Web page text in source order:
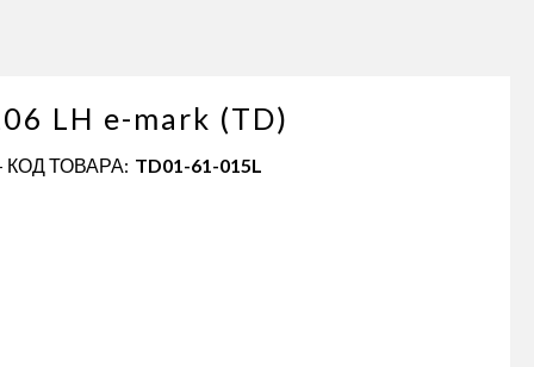
LH e-mark (TD)
КОД ТОВАРА: TD01-61-015L